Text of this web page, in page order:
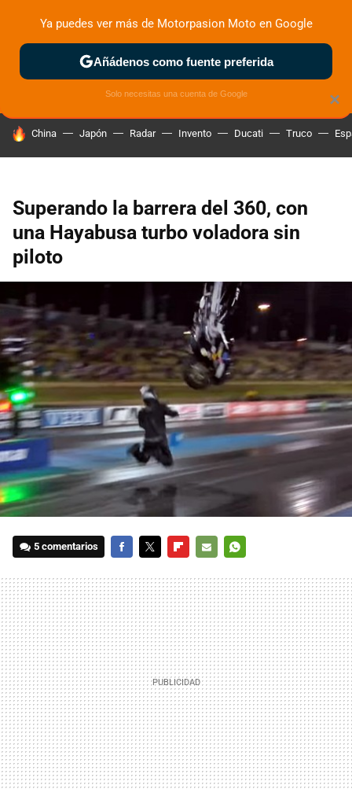
ZONA DE PRUEBAS DEPORTIVAS MOTOS ELÉCTRICAS
HOY SE HABLA DE
China Japón Radar Invento Ducati Truco
Superando la barrera del 360, con
una Hayabusa turbo voladora sin
piloto
5 comentarios
MAIL
×
Ya puedes ver más de Motorpasion Moto en Google
Añádenos como fuente preferida
Solo necesitas una cuenta de Google